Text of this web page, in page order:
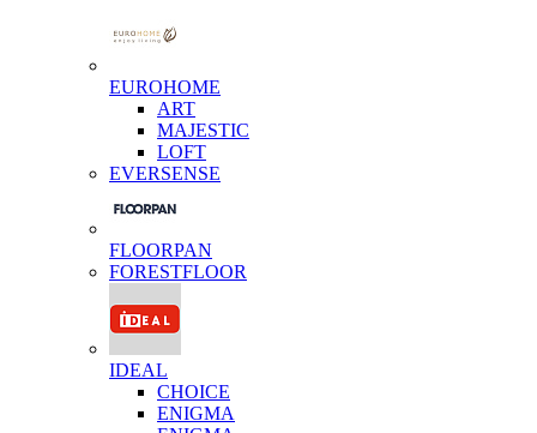
EUROHOME
ART
MAJESTIC
LOFT
EVERSENSE
FLOORPAN
FORESTFLOOR
IDEAL
CHOICE
ENIGMA